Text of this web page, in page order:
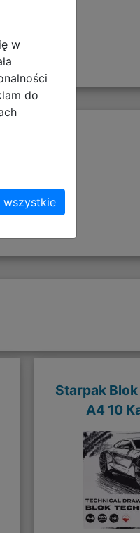
Starpak
A4 10
w
do
wszystkie